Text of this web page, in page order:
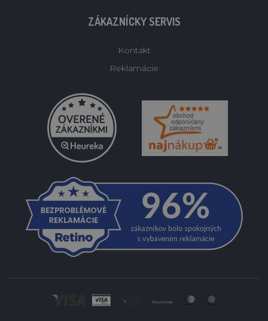
ZÁKAZNÍCKY SERVIS
Kontakt
Reklamácie